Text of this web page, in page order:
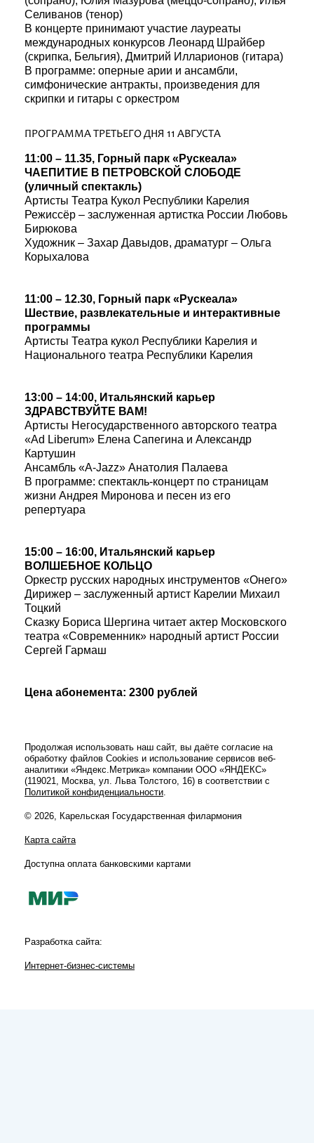
Селиванов (тенор)
В концерте принимают участие лауреаты
международных конкурсов Леонард Шрайбер
(скрипка, Бельгия), Дмитрий Илларионов (гитара)
В программе: оперные арии и ансамбли,
симфонические антракты, произведения для
скрипки и гитары с оркестром
ПРОГРАММА ТРЕТЬЕГО ДНЯ 11 АВГУСТА
11:00 – 11.35, Горный парк «Рускеала»
ЧАЕПИТИЕ В ПЕТРОВСКОЙ СЛОБОДЕ
(уличный спектакль)
Артисты Театра Кукол Республики Карелия
Режиссёр – заслуженная артистка России Любовь
Бирюкова
Художник – Захар Давыдов, драматург – Ольга
Корыхалова
11:00 – 12.30, Горный парк «Рускеала»
Шествие, развлекательные и интерактивные
программы
Артисты Театра кукол Республики Карелия и
Национального театра Республики Карелия
13:00 – 14:00, Итальянский карьер
ЗДРАВСТВУЙТЕ ВАМ!
Артисты Негосударственного авторского театра
«Ad Liberum» Елена Сапегина и Александр
Картушин
Ансамбль «A-Jazz» Анатолия Палаева
В программе: спектакль-концерт по страницам
жизни Андрея Миронова и песен из его
репертуара
15:00 – 16:00, Итальянский карьер
ВОЛШЕБНОЕ КОЛЬЦО
Оркестр русских народных инструментов «Онего»
Дирижер – заслуженный артист Карелии Михаил
Тоцкий
Сказку Бориса Шергина читает актер Московского
театра «Современник» народный артист России
Сергей Гармаш
Цена абонемента: 2300 рублей
Продолжая использовать наш сайт, вы даёте согласие на
обработку файлов Cookies и использование сервисов веб-
аналитики «Яндекс.Метрика» компании ООО «ЯНДЕКС»
(119021, Москва, ул. Льва Толстого, 16) в соответствии с
Политикой конфиденциальности.
© 2026, Карельская Государственная филармония
Карта сайта
Доступна оплата банковскими картами
Разработка сайта:
Интернет-бизнес-системы